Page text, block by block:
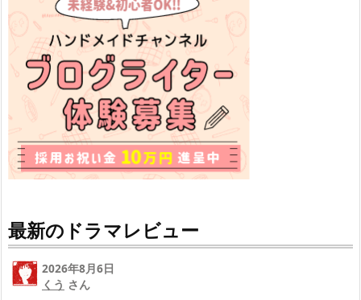
最新のドラマレビュー
2026年8月6日
くう さん